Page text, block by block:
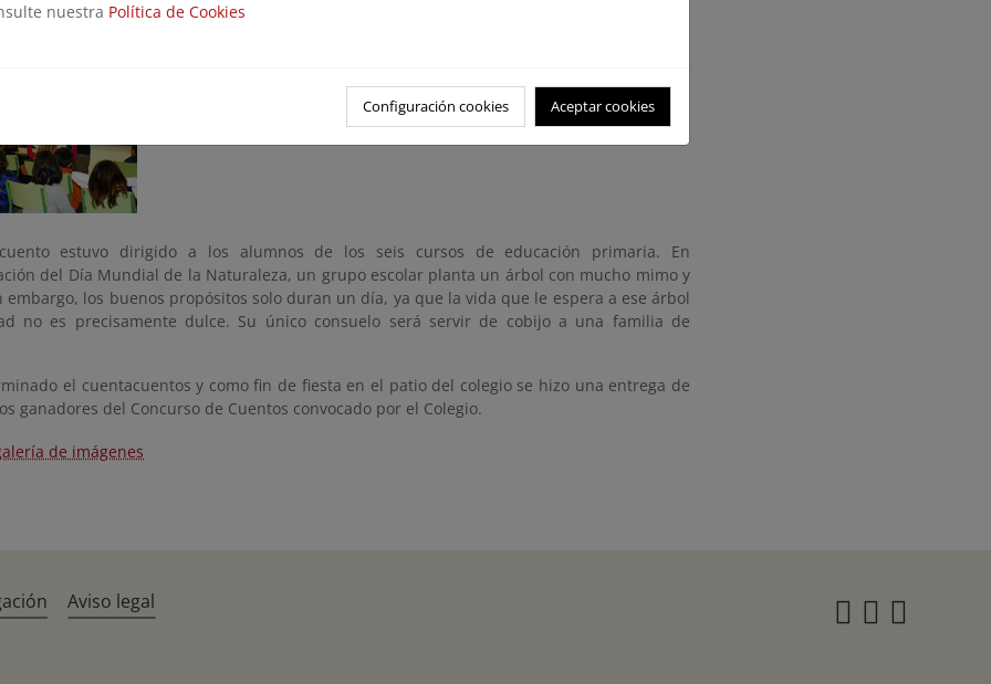
la esquina" de Alfredo Gómez Cerdá
estuvo dirigido a los alumnos de los seis cursos de educación primaria. En
del Día Mundial de la Naturaleza, un grupo escolar planta un árbol con mucho mimo y
embargo, los buenos propósitos solo duran un día, ya que la vida que le espera a ese árbol
no es precisamente dulce. Su único consuelo será servir de cobijo a una familia de
el cuentacuentos y como fin de fiesta en el patio del colegio se hizo una entrega de
ganadores del Concurso de Cuentos convocado por el Colegio.
de imágenes
nuestra Política de Cookies
Configuración cookies Aceptar cookies
Aviso legal Twitter